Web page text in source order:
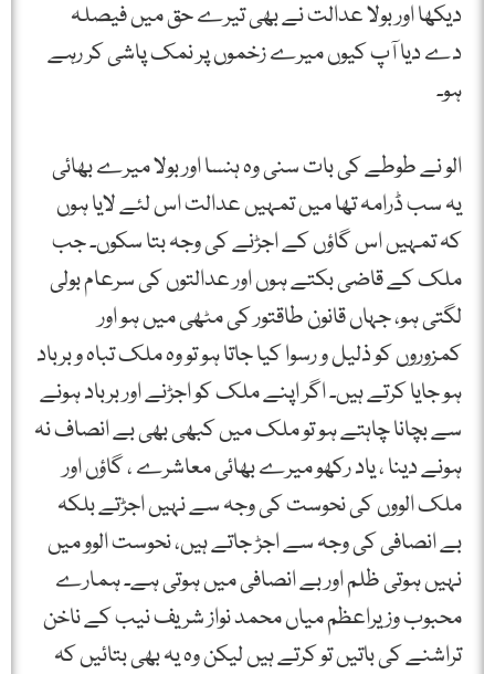
دیکھا اور بولا عدالت نے بھی تیرے حق میں فیصلہ
دے دیا آپ کیوں میرے زخموں پر نمک پاشی کر رہے
ہو۔
الو نے طوطے کی بات سنی وہ ہنسا اور بولا میرے بھائی
یہ سب ڈرامہ تھا میں تمہیں عدالت اس لئے لایا ہوں
کہ تمہیں اس گاؤں کے اجڑنے کی وجہ بتا سکوں۔ جب
ملک کے قاضی بکتے ہوں اور عدالتوں کی سرعام بولی
لگتی ہو، جہاں قانون طاقتور کی مٹھی میں ہو اور
کمزوروں کو ذلیل و رسوا کیا جاتا ہو تو وہ ملک تباہ و برباد
ہو جایا کرتے ہیں۔ اگر اپنے ملک کو اجڑنے اور برباد ہونے
سے بچانا چاہتے ہو تو ملک میں کبھی بھی بے انصاف نہ
ہونے دینا ، یاد رکھو میرے بھائی معاشرے ، گاؤں اور
ملک الووں کی نحوست کی وجہ سے نہیں اجڑتے بلکہ
بے انصافی کی وجہ سے اجڑ جاتے ہیں، نحوست الوو میں
نہیں ہوتی ظلم اور بے انصافی میں ہوتی ہے۔ ہمارے
محبوب وزیراعظم میاں محمد نواز شریف نیب کے ناخن
تراشنے کی باتیں تو کرتے ہیں لیکن وہ یہ بھی بتائیں کہ